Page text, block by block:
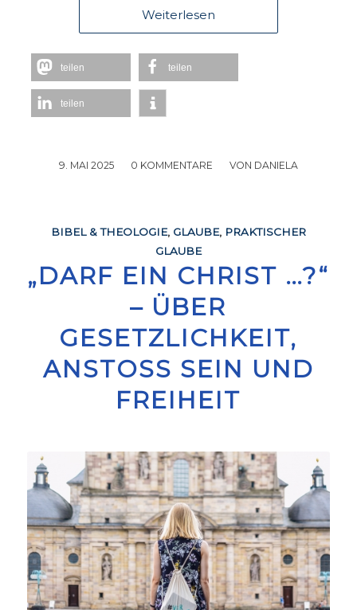
Weiterlesen
teilen teilen
teilen
9. MAI 2025
/ 0 KOMMENTARE
/ VON DANIELA
BIBEL & THEOLOGIE, GLAUBE, PRAKTISCHER
GLAUBE
„DARF EIN CHRIST …?“
– ÜBER
GESETZLICHKEIT,
ANSTOSS SEIN UND F
REIHEIT